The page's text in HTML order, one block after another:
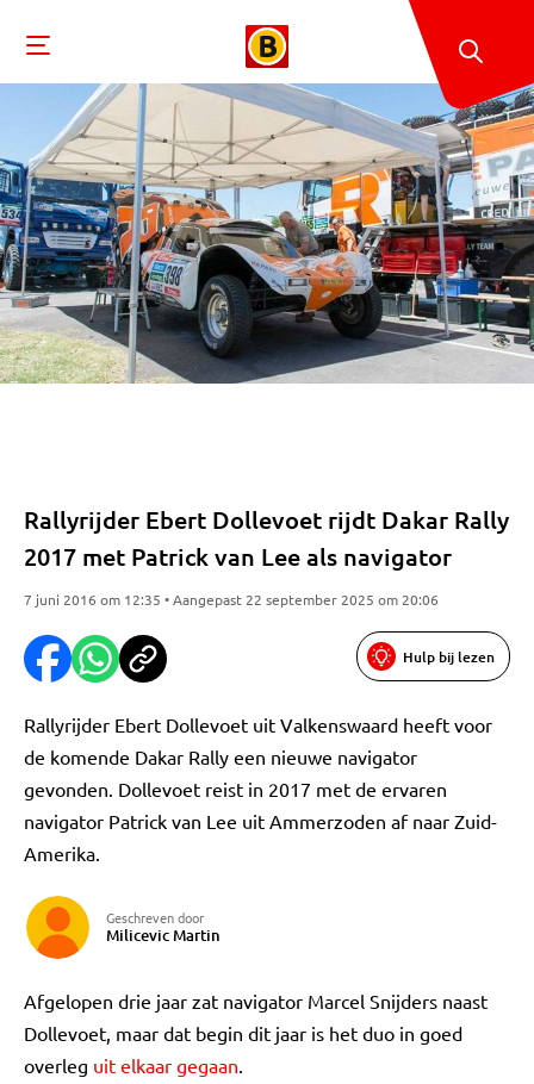
Rallyrijder Ebert Dollevoet rijdt Dakar Rally
2017 met Patrick van Lee als navigator
7 juni 2016 om 12:35 • Aangepast 22 september 2025 om 20:06
Hulp bij lezen
Rallyrijder Ebert Dollevoet uit Valkenswaard heeft voor
de komende Dakar Rally een nieuwe navigator
gevonden. Dollevoet reist in 2017 met de ervaren
navigator Patrick van Lee uit Ammerzoden af naar Zuid-
Amerika.
Geschreven door
Milicevic Martin
Afgelopen drie jaar zat navigator Marcel Snijders naast
Dollevoet, maar dat begin dit jaar is het duo in goed
overleg uit elkaar gegaan.